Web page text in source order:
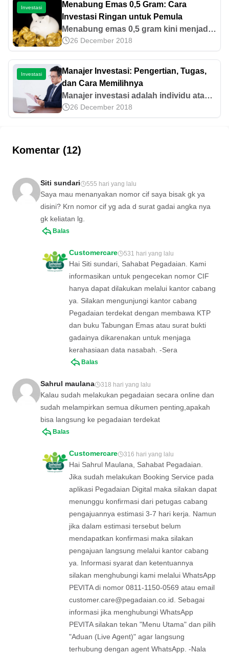
dengan Sukses
Investasi
Menabung Emas 0,5 Gram: Cara
Investasi Ringan untuk Pemula
Menabung emas 0,5 gram kini menjadi
cara investasi yang lebih terjangkau.
Simak strategi, manfaat, dan tips
menabung emas secara konsisten
untuk pemula.
26 December 2018
Investasi
Manajer Investasi: Pengertian, Tugas,
dan Cara Memilihnya
Manajer investasi adalah individu atau
instansi yang mengelola jalannya
aktivitas investasi klien. Ayo pelajari
26 December 2018
Komentar (12)
Siti sundari 555 hari yang lalu
Saya mau menanyakan nomor cif saya bisak gk ya
disini? Krn nomor cif yg ada d surat gadai angka nya
gk keliatan lg.
Balas
Customercare 531 hari yang lalu
Hai Siti sundari, Sahabat Pegadaian. Kami
informasikan untuk pengecekan nomor CIF
hanya dapat dilakukan melalui kantor cabang
ya. Silakan mengunjungi kantor cabang
Pegadaian terdekat dengan membawa KTP
dan buku Tabungan Emas atau surat bukti
gadainya dikarenakan untuk menjaga
kerahasiaan data nasabah. -Sera
Balas
Sahrul maulana 318 hari yang lalu
Kalau sudah melakukan pegadaian secara online dan
sudah melampirkan semua dikumen penting,apakah
bisa langsung ke pegadaian terdekat
Balas
Customercare 316 hari yang lalu
Hai Sahrul Maulana, Sahabat Pegadaian.
Jika sudah melakukan Booking Service pada
aplikasi Pegadaian Digital maka silakan dapat
menunggu konfirmasi dari petugas cabang
pengajuannya estimasi 3-7 hari kerja. Namun
jika dalam estimasi tersebut belum
mendapatkan konfirmasi maka silakan
pengajuan langsung melalui kantor cabang
ya. Informasi syarat dan ketentuannya
silakan menghubungi kami melalui WhatsApp
PEVITA di nomor 0811-1150-0569 atau email
customer.care@pegadaian.co.id . Sebagai
informasi jika menghubungi WhatsApp
PEVITA silakan tekan "Menu Utama" dan pilih
"Aduan (Live Agent)" agar langsung
terhubung dengan agent WhatsApp. -Nala